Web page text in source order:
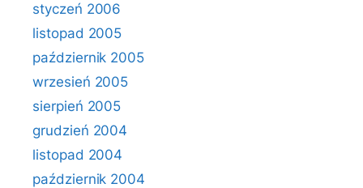
styczeń 2006
listopad 2005
październik 2005
wrzesień 2005
sierpień 2005
grudzień 2004
listopad 2004
październik 2004